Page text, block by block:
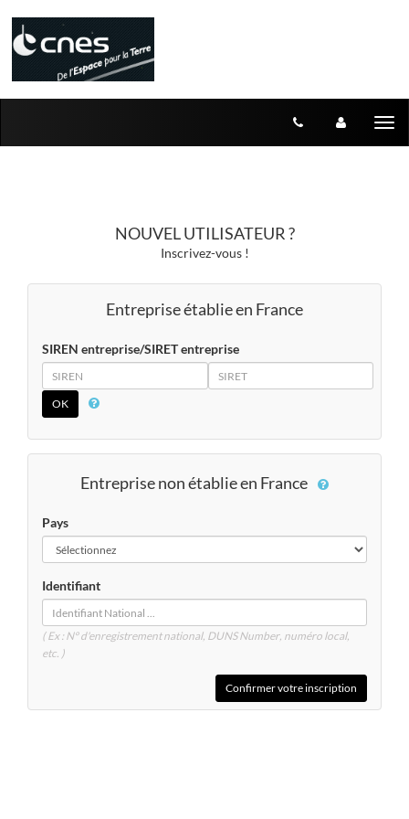
NOUVEL UTILISATEUR ?
Inscrivez-vous !
Entreprise établie en France
SIREN entreprise/SIRET entreprise
SIREN
SIRET
Entreprise non établie en France
Pays
Identifiant
( Ex : N° d'enregistrement national, DUNSNumber, numéro local,
etc. )